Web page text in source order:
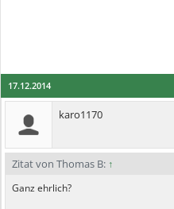
17.12.2014
karo1170
Zitat von Thomas B: ↑
Ganz ehrlich?